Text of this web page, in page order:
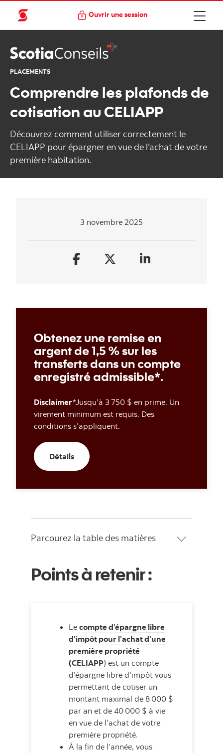
Ouvrir une session
PLACEMENTS
Comprendre les plafonds de
cotisation au CELIAPP
Découvrez comment utiliser correctement le
CELIAPP pour épargner en vue de l’achat de votre
première habitation.
3 novembre 2025
Obtenez une remise en
argent de 1,5 % sur les
transferts dans un compte
enregistré admissible*.
Disclaimer*Jusqu’à 3 750 $ en prime. Un
virement minimum est requis. Des
conditions s’appliquent.
DétailsDétails
Parcourez la table des matières
Points à retenir :
Le compte d’épargne libre
d’impôt pour l’achat d’une
première propriété
(CELIAPP) est un compte
d’épargne libre d’impôt vous
permettant de cotiser un
montant maximal de 8 000 $
par an et de 40 000 $ à vie
en vue de l’achat de votre
première propriété.
À la fin de l’année, vous